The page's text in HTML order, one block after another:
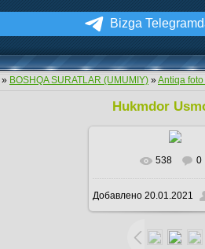
Bizga
» BOSHQA SURATLAR (UMUMIY) »Antiqa
Hukmdor
В реальном
/ 158.9Kb
538 0
Добавлено20.01.2021